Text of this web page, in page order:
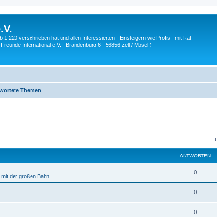
verschrieben hat und allen Interessierten - Einsteigern wie Profis - mit Rat
International e.V. - Brandenburg 6 - 56856 Zell / Mosel )
Themen
ANTWORTEN
der großen Bahn
0A
n
w
0A
n
0A